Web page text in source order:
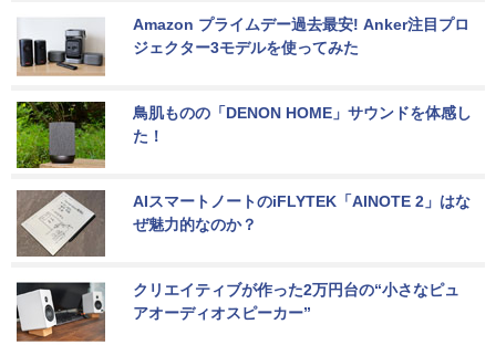
Amazon プライムデー過去最安! Anker注目プロ
ジェクター3モデルを使ってみた
鳥肌ものの「DENON HOME」サウンドを体感し
た！
AIスマートノートのiFLYTEK「AINOTE 2」はな
ぜ魅力的なのか？
クリエイティブが作った2万円台の“小さなピュ
アオーディオスピーカー”